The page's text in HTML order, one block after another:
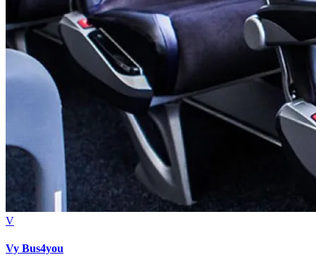
V
Vy Bus4you